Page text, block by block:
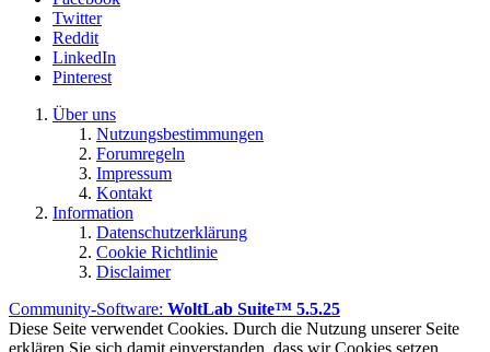
Twitter
Reddit
LinkedIn
Pinterest
Über uns
Nutzungsbestimmungen
Forumregeln
Impressum
Kontakt
Information
Datenschutzerklärung
Cookie Richtlinie
Disclaimer
Community-Software: WoltLab Suite™ 5.5.25
Diese Seite verwendet Cookies. Durch die Nutzung unserer Seite
erklären Sie sich damit einverstanden, dass wir Cookies setzen.